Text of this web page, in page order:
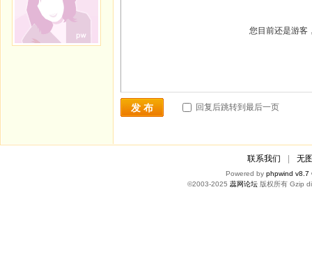
您目前还是游客
发 布 回复后跳转到最后一页
联系我们 无
Powered by phpwind v8.7
©2003-2025 蕊网论坛 版权所有 Gzip